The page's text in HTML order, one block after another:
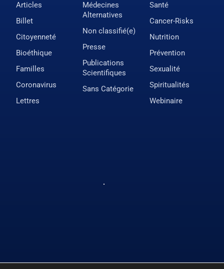
Articles
Billet
Citoyenneté
Bioéthique
Familles
Coronavirus
Lettres
Médecines
Alternatives
Non classifié(e)
Presse
Publications
Scientifiques
Sans Catégorie
Santé
Cancer-Risks
Nutrition
Prévention
Sexualité
Spiritualités
Webinaire